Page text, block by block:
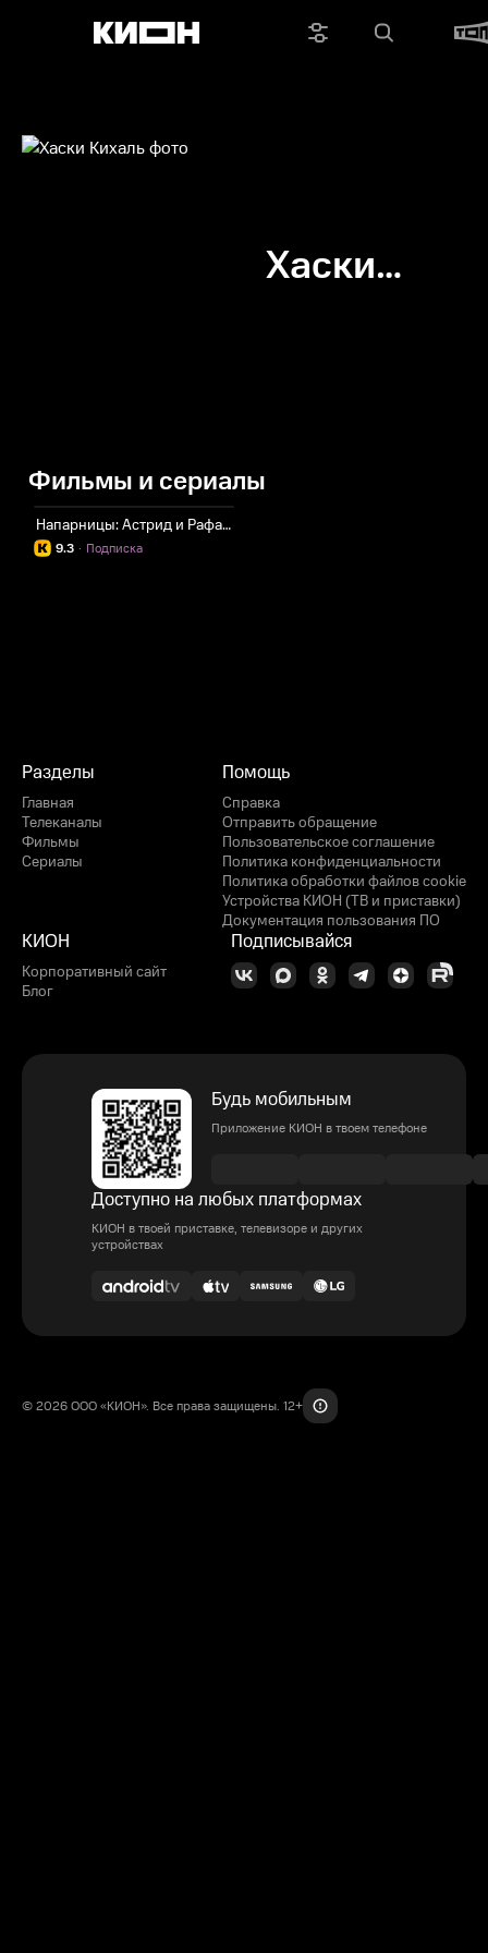
Хаски
Фильмы и сериалы
Напарницы: Астрид и Рафаэлла
9.3 Подписка
·
Разделы
Главная
Телеканалы
Фильмы
Сериалы
Помощь
Справка
Отправить обращение
Пользовательское соглашение
Политика конфиденциальности
Политика обработки файлов cookie
Устройства КИОН (ТВ и приставки)
Документация пользования ПО
КИОН
Корпоративный сайт
Блог
Подписывайся
Будь мобильным
Приложение КИОН в твоем телефоне
Доступно на любых платформах
КИОН в твоей приставке, телевизоре и других
устройствах
© 2026 ООО «КИОН». Все права защищены. 12+